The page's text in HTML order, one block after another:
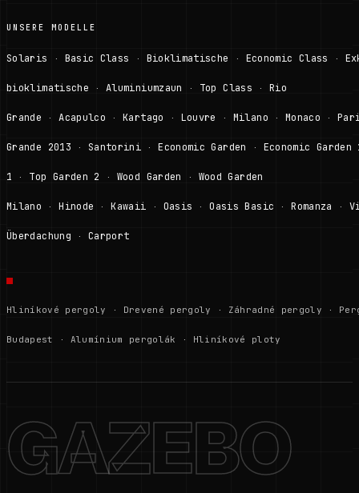
UNSERE MODELLE
Solaris · Basic Class · Bioklimatische · Economic Class ·
bioklimatische · Aluminiumzaun · Top Class · Rio
Grande · Acapulco · Kartago · Louvre · Milano · Monaco ·
Grande 2013 · Santorini · Economic Garden · Economic Garden
1 · Top Garden 2 · Wood Garden · Wood Garden
Milano · Hinode · Kawaii · Oasis · Oasis Basic · Romanza ·
Überdachung · Carport
Hliníkové pergoly · Drevené pergoly · Záhradné pergoly ·
Budapest · Alumínium pergolák · Hliníkové ploty
GAZEBO